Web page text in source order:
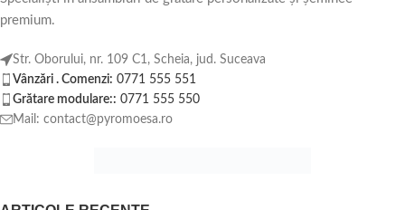
premium.
Str. Oborului, nr. 109 C1, Scheia, jud. Suceava
Vânzări . Comenzi: 0771 555 551
Grătare modulare:: 0771 555 550
Mail: contact@pyromoesa.ro